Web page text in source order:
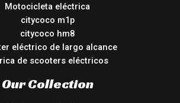
Motocicleta eléctrica
citycoco m1p
citycoco hm8
eléctrico de largo alcance
de scooters eléctricos
Our Collection